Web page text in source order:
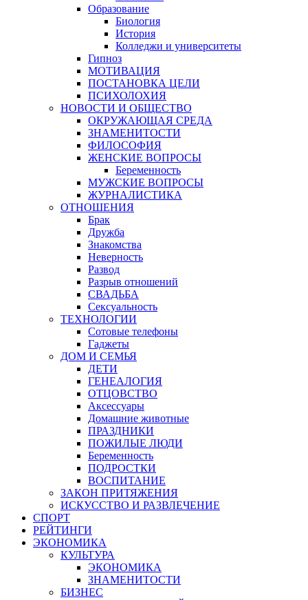
Образование
Биология
История
Колледжи и университеты
Гипноз
МОТИВАЦИЯ
ПОСТАНОВКА ЦЕЛИ
ПСИХОЛОХИЯ
НОВОСТИ И ОБЩЕСТВО
ОКРУЖАЮЩАЯ СРЕДА
ЗНАМЕНИТОСТИ
ФИЛОСОФИЯ
ЖЕНСКИЕ ВОПРОСЫ
Беременность
МУЖСКИЕ ВОПРОСЫ
ЖУРНАЛИСТИКА
ОТНОШЕНИЯ
Брак
Дружба
Знакомства
Неверность
Развод
Разрыв отношений
СВАДЬБА
Сексуальность
ТЕХНОЛОГИИ
Сотовые телефоны
Гаджеты
ДОМ И СЕМЬЯ
ДЕТИ
ГЕНЕАЛОГИЯ
ОТЦОВСТВО
Аксессуары
Домашние животные
ПРАЗДНИКИ
ПОЖИЛЫЕ ЛЮДИ
Беременность
ПОДРОСТКИ
ВОСПИТАНИЕ
ЗАКОН ПРИТЯЖЕНИЯ
ИСКУССТВО И РАЗВЛЕЧЕНИЕ
СПОРТ
РЕЙТИНГИ
ЭКОНОМИКА
КУЛЬТУРА
ЭКОНОМИКА
ЗНАМЕНИТОСТИ
БИЗНЕС